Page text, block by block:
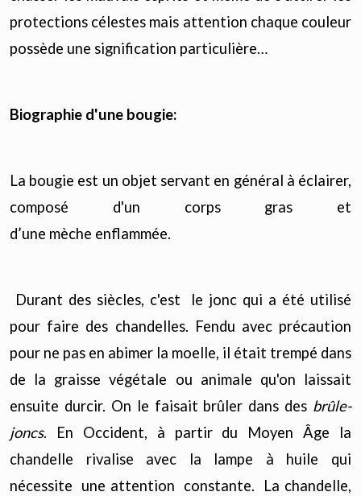
protections célestes mais attention chaque couleur
possède une signification particulière…
Biographie d'une bougie:
La bougie est un objet servant en général à éclairer,
composé d'un corps gras et
d’une mèche enflammée.
Durant des siècles, c'est le jonc qui a été utilisé
pour faire des chandelles. Fendu avec précaution
pour ne pas en abimer la moelle, il était trempé dans
de la graisse végétale ou animale qu'on laissait
ensuite durcir. On le faisait brûler dans des brûle-
joncs. En Occident, à partir du Moyen Âge la
chandelle rivalise avec la lampe à huile qui
nécessite une attention constante. La chandelle,